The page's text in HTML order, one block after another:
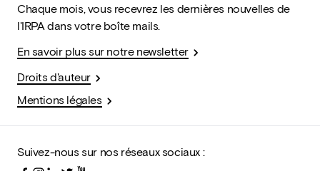
Chaque mois, vous recevrez les dernières nouvelles de
l'IRPA dans votre boîte mails.
En savoir plus sur notre newsletter
Droits d'auteur
Mentions légales
Suivez-nous sur nos réseaux sociaux :